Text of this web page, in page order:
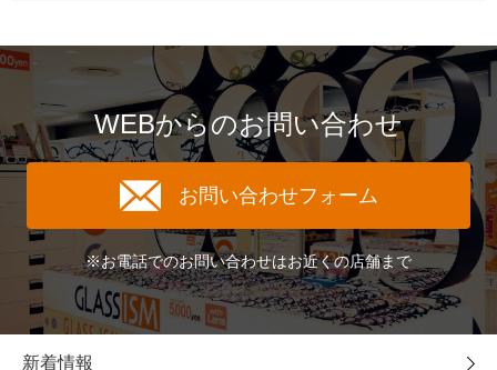
WEBからのお問い合わせ
お問い合わせフォーム
※お電話でのお問い合わせはお近くの店舗まで
新着情報